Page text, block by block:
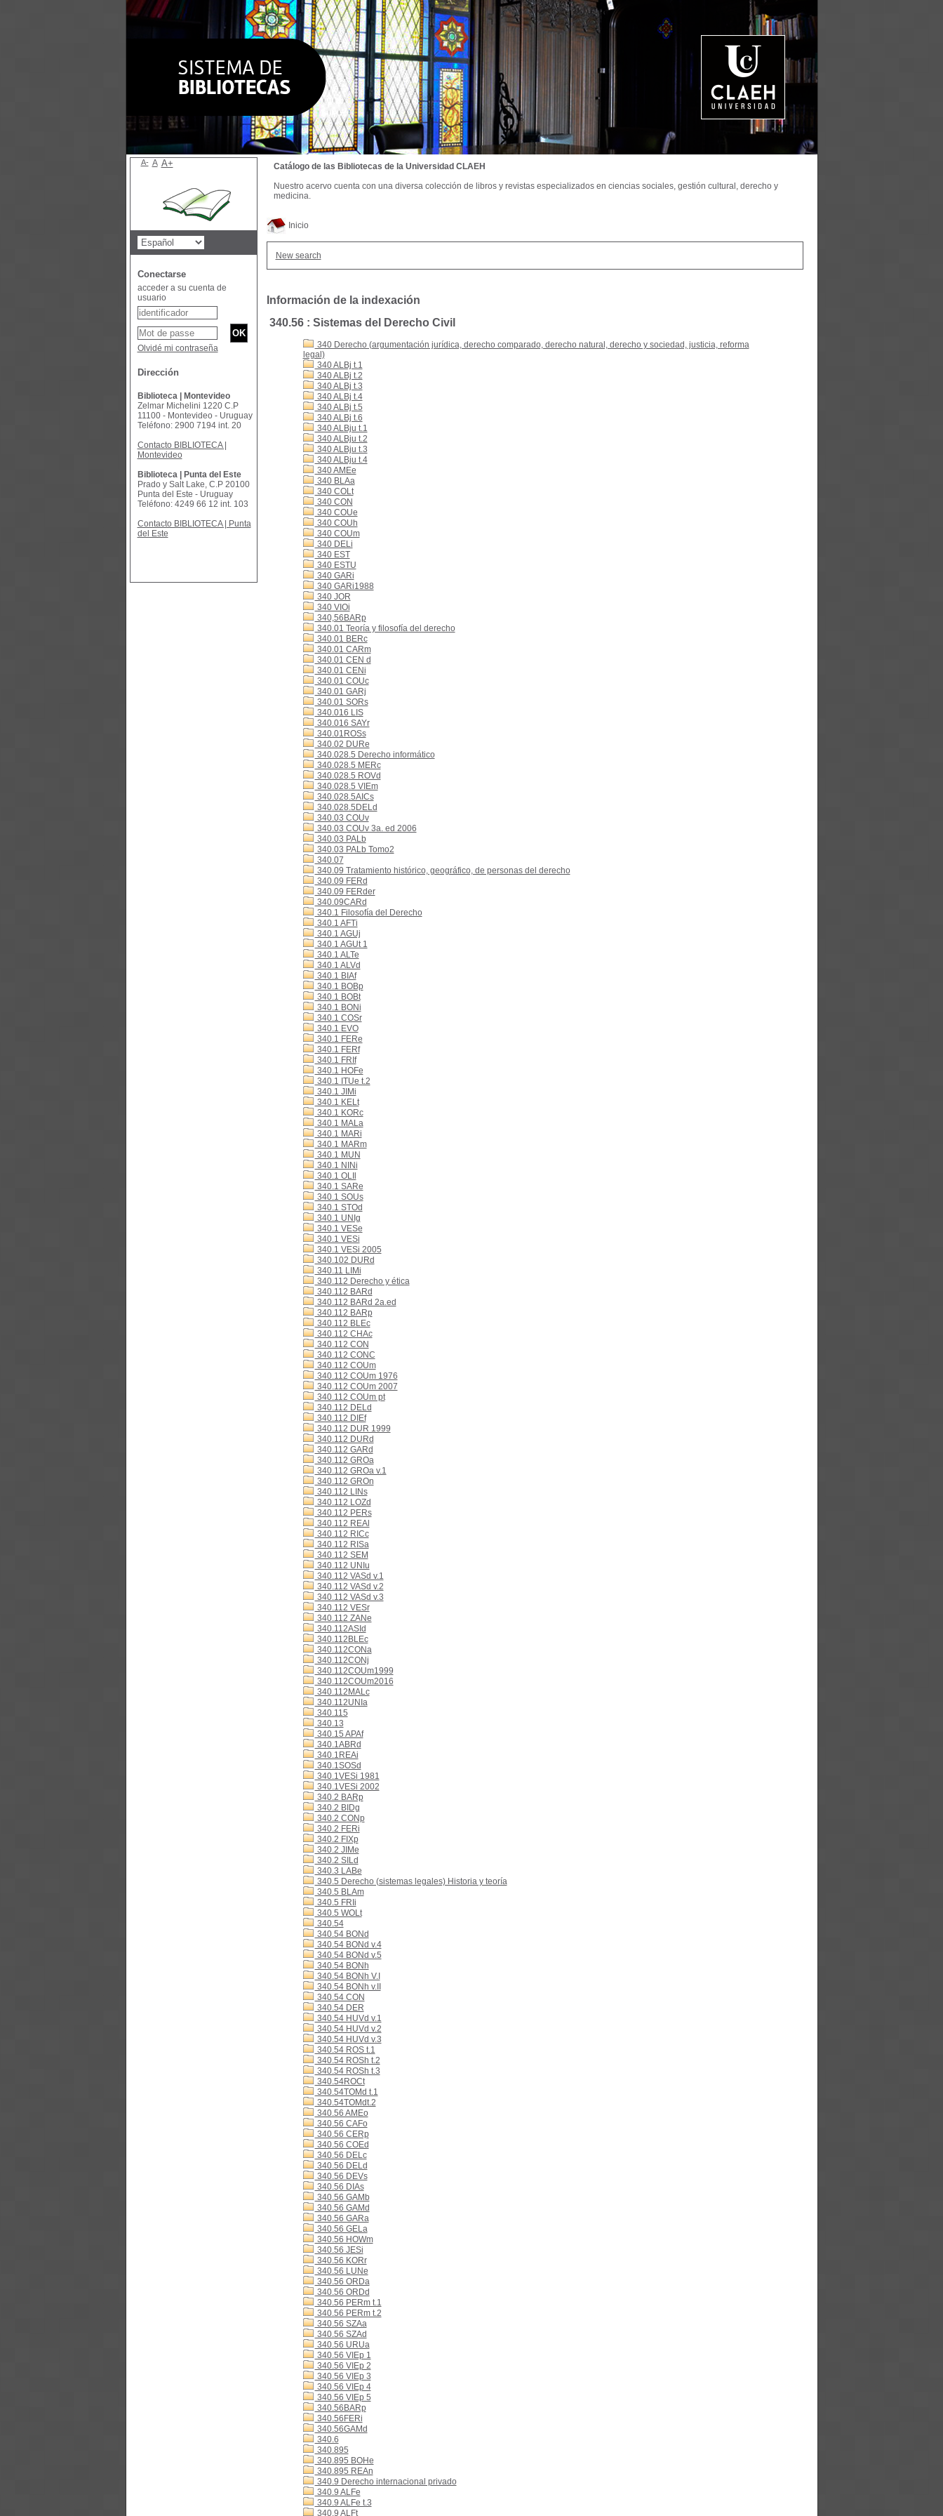
Inicio
New search
Información de la indexación
340.56 : Sistemas del Derecho Civil
340 Derecho (argumentación jurídica, derecho comparado, derecho natural, derecho y sociedad, justicia, reforma
legal)
340 ALBj t.1
340 ALBj t.2
340 ALBj t.3
340 ALBj t.4
340 ALBj t.5
340 ALBj t.6
340 ALBju t.1
340 ALBju t.2
340 ALBju t.3
340 ALBju t.4
340 AMEe
340 BLAa
340 COLt
340 CON
340 COUe
340 COUh
340 COUm
340 DELi
340 EST
340 ESTU
340 GARi
340 GARi1988
340 JOR
340 VIOi
340,56BARp
340.01 Teoría y filosofía del derecho
340.01 BERc
340.01 CARm
340.01 CEN d
340.01 CENi
340.01 COUc
340.01 GARj
340.01 SORs
340.016 LIS
340.016 SAYr
340.01ROSs
340.02 DURe
340.028.5 Derecho informático
340.028.5 MERc
340.028.5 ROVd
340.028.5 VIEm
340.028.5AICs
340.028.5DELd
340.03 COUv
340.03 COUv 3a. ed 2006
340.03 PALb
340.03 PALb Tomo2
340.07
340.09 Tratamiento histórico, geográfico, de personas del derecho
340.09 FERd
340.09 FERder
340.09CARd
340.1 Filosofía del Derecho
340.1 AFTi
340.1 AGUj
340.1 AGUt 1
340.1 ALTe
340.1 ALVd
340.1 BIAf
340.1 BOBp
340.1 BOBt
340.1 BONi
340.1 COSr
340.1 EVO
340.1 FERe
340.1 FERf
340.1 FRIf
340.1 HOFe
340.1 ITUe t.2
340.1 JIMi
340.1 KELt
340.1 KORc
340.1 MALa
340.1 MARi
340.1 MARm
340.1 MUN
340.1 NINi
340.1 OLIl
340.1 SARe
340.1 SOUs
340.1 STOd
340.1 UNIg
340.1 VESe
340.1 VESi
340.1 VESi 2005
340.102 DURd
340.11 LIMi
340.112 Derecho y ética
340.112 BARd
340.112 BARd 2a.ed
340.112 BARp
340.112 BLEc
340.112 CHAc
340.112 CON
340.112 CONC
340.112 COUm
340.112 COUm 1976
340.112 COUm 2007
340.112 COUm pt
340.112 DELd
340.112 DIEf
340.112 DUR 1999
340.112 DURd
340.112 GARd
340.112 GROa
340.112 GROa v.1
340.112 GROn
340.112 LINs
340.112 LOZd
340.112 PERs
340.112 REAl
340.112 RICc
340.112 RISa
340.112 SEM
340.112 UNIu
340.112 VASd v.1
340.112 VASd v.2
340.112 VASd v.3
340.112 VESr
340.112 ZANe
340.112ASId
340.112BLEc
340.112CONa
340.112CONj
340.112COUm1999
340.112COUm2016
340.112MALc
340.112UNIa
340.115
340.13
340.15 APAf
340.1ABRd
340.1REAi
340.1SOSd
340.1VESi 1981
340.1VESi 2002
340.2 BARp
340.2 BIDg
340.2 CONp
340.2 FERi
340.2 FIXp
340.2 JIMe
340.2 SILd
340.3 LABe
340.5 Derecho (sistemas legales) Historia y teoría
340.5 BLAm
340.5 FRIi
340.5 WOLt
340.54
340.54 BONd
340.54 BONd v.4
340.54 BONd v.5
340.54 BONh
340.54 BONh V.I
340.54 BONh v.II
340.54 CON
340.54 DER
340.54 HUVd v.1
340.54 HUVd v.2
340.54 HUVd v.3
340.54 ROS t.1
340.54 ROSh t.2
340.54 ROSh t.3
340.54ROCt
340.54TOMd t.1
340.54TOMdt.2
340.56 AMEo
340.56 CAFo
340.56 CERp
340.56 COEd
340.56 DELc
340.56 DELd
340.56 DEVs
340.56 DIAs
340.56 GAMb
340.56 GAMd
340.56 GARa
340.56 GELa
340.56 HOWm
340.56 JESi
340.56 KORr
340.56 LUNe
340.56 ORDa
340.56 ORDd
340.56 PERm t.1
340.56 PERm t.2
340.56 SZAa
340.56 SZAd
340.56 URUa
340.56 VIEp 1
340.56 VIEp 2
340.56 VIEp 3
340.56 VIEp 4
340.56 VIEp 5
340.56BARp
340.56FERi
340.56GAMd
340.6
340.895
340.895 BOHe
340.895 REAn
340.9 Derecho internacional privado
340.9 ALFe
340.9 ALFe t.3
340.9 ALFt
Catálogo de las Bibliotecas de la Universidad CLAEH
Nuestro acervo cuenta con una diversa colección de libros y revistas especializados en ciencias sociales, gestión cultural, derecho y
medicina.
A- A A+
Conectarse
acceder a su cuenta de
usuario
Olvidé mi contraseña
Dirección
Biblioteca | Montevideo
Zelmar Michelini 1220 C.P
11100 - Montevideo - Uruguay
Teléfono: 2900 7194 int. 20
Contacto BIBLIOTECA |
Montevideo
Biblioteca | Punta del Este
Prado y Salt Lake, C.P 20100
Punta del Este - Uruguay
Teléfono: 4249 66 12 int. 103
Contacto BIBLIOTECA | Punta
del Este